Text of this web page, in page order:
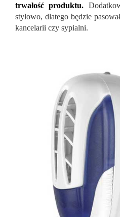
trwałość produktu.
stylowo, dlatego będzie
kancelarii czy sypialni.